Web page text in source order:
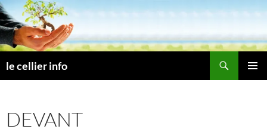
Aller
au
contenu
le cellier info
DEVANT